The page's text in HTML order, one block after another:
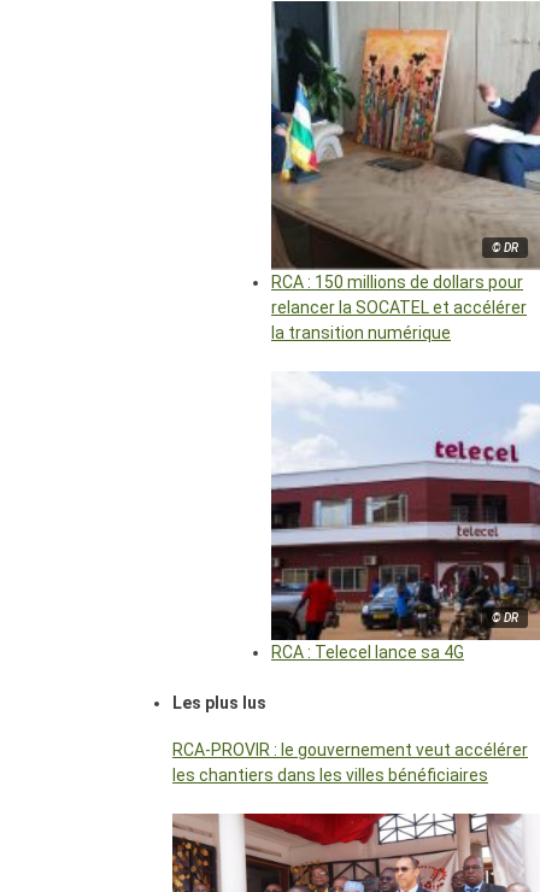
© DR
RCA : 150 millions de dollars pour
relancer la SOCATEL et accélérer
la transition numérique
© DR
RCA : Telecel lance sa 4G
Les plus lus
RCA-PROVIR : le gouvernement veut accélérer
les chantiers dans les villes bénéficiaires